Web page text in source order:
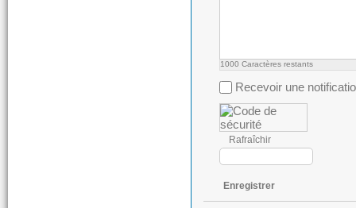
1000 Caractères restants
Recevoir une
Rafraîchir
Enregistrer